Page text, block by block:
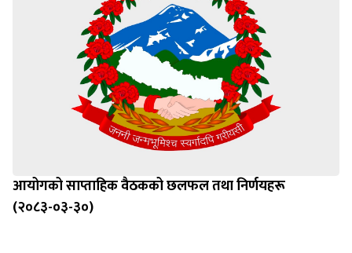
आयोगको साप्ताहिक वैठकको छलफल तथा निर्णयहरू
(२०८३-०३-३०)